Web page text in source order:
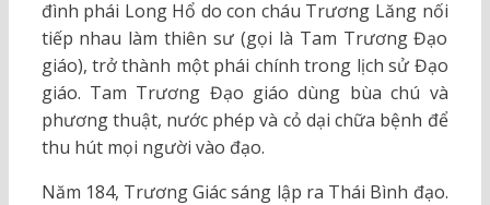
đình phái Long Hổ do con cháu Trương Lăng nối
tiếp nhau làm thiên sư (gọi là Tam Trương Đạo
giáo), trở thành một phái chính trong lịch sử Đạo
giáo. Tam Trương Đạo giáo dùng bùa chú và
phương thuật, nước phép và cỏ dại chữa bệnh để
thu hút mọi người vào đạo.
Năm 184, Trương Giác sáng lập ra Thái Bình đạo.